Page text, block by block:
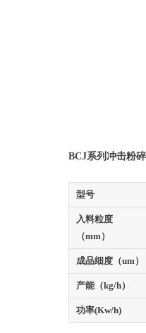
BCJ系列冲击粉
型号
入料粒度
（mm）
成品细度（um）
产能（kg/h）
功率(Kw/h)